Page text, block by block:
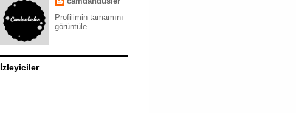
Profilimin tamamını
görüntüle
İzleyiciler